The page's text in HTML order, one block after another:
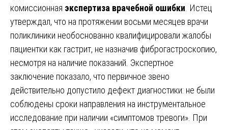
комиссионная экспертиза врачебной ошибки . Истец
утверждал, что на протяжении восьми месяцев врачи
поликлиники необоснованно квалифицировали жалобы
пациентки как гастрит, не назначив фиброгастроскопию,
несмотря на наличие показаний. Экспертное
заключение показало, что первичное звено
действительно допустило дефект диагностики: не были
соблюдены сроки направления на инструментальное
исследование при наличии «симптомов тревоги». При